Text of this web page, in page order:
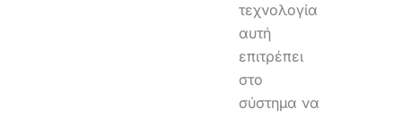
τεχνολογία
αυτή
επιτρέπει
στο
σύστημα να